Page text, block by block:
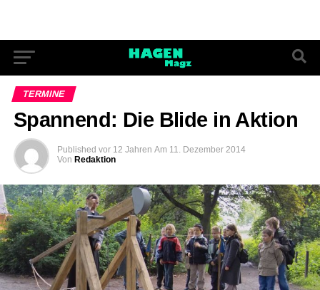
TERMINE
Spannend: Die Blide in Aktion
Published vor 12 Jahren Am 11. Dezember 2014
Von Redaktion